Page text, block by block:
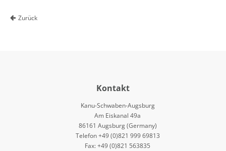
Zurück
Kontakt
Kanu-Schwaben-Augsburg
Am Eiskanal 49a
86161 Augsburg (Germany)
Telefon +49 (0)821 999 69813
Fax: +49 (0)821 563835